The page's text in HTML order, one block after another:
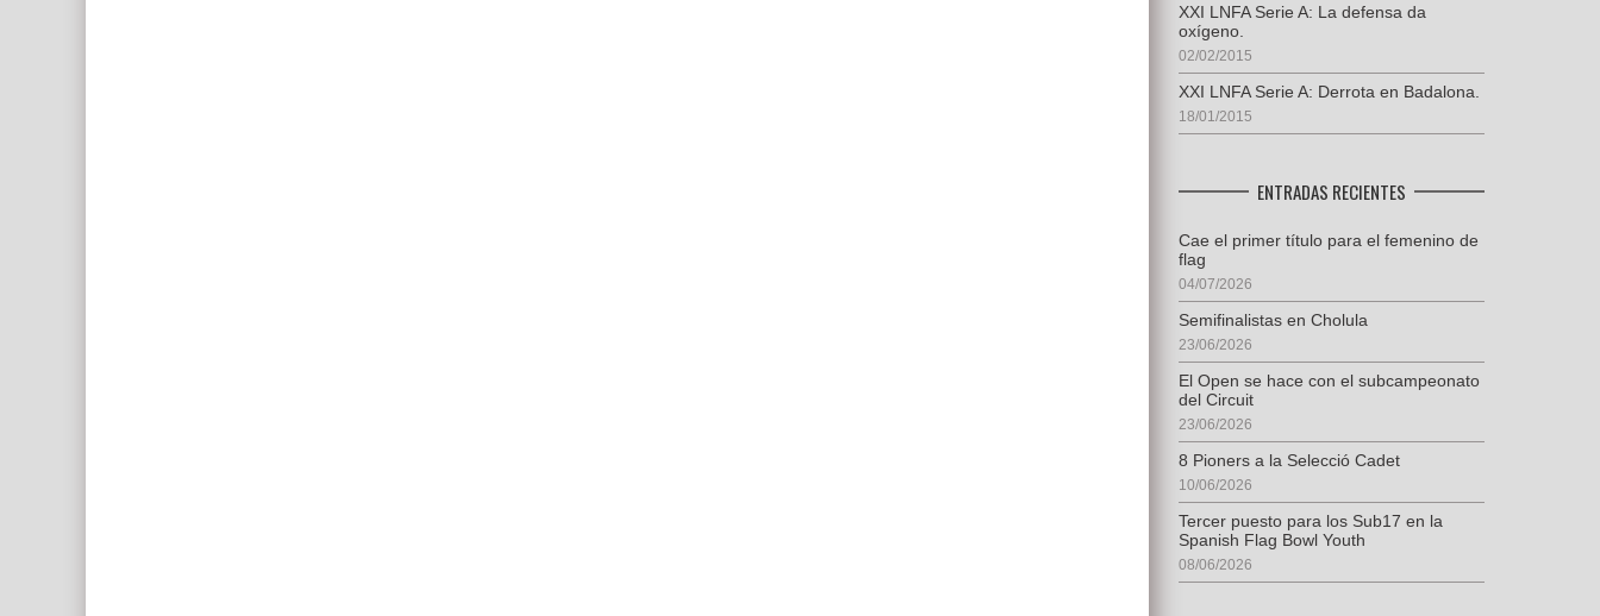
XXI LNFA Serie A: La defensa da
oxígeno.
02/02/2015
XXI LNFA Serie A: Derrota en Badalona.
18/01/2015
ENTRADAS RECIENTES
Cae el primer título para el femenino de
flag
04/07/2026
Semifinalistas en Cholula
23/06/2026
El Open se hace con el subcampeonato
del Circuit
23/06/2026
8 Pioners a la Selecció Cadet
10/06/2026
Tercer puesto para los Sub17 en la
Spanish Flag Bowl Youth
08/06/2026